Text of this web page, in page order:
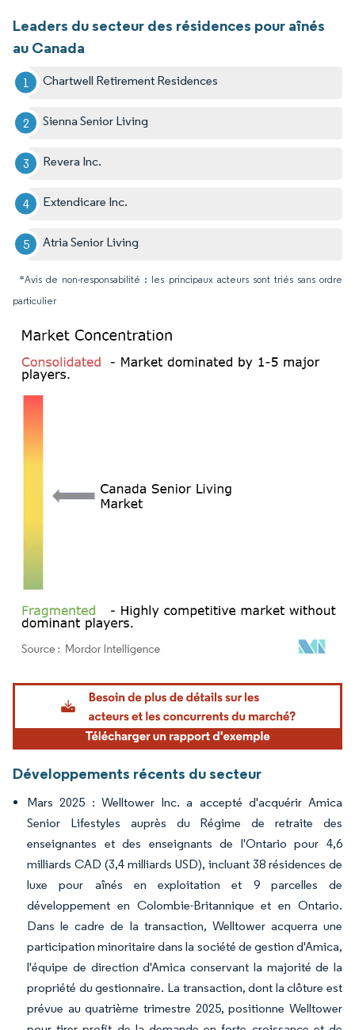
Leaders du secteur des résidences pour aînés
au Canada
Chartwell Retirement Residences
Sienna Senior Living
Revera Inc.
Extendicare Inc.
Atria Senior Living
*Avis de non-responsabilité : les principaux acteurs sont triés sans ordre
particulier
Image © Mordor Intelligence. La réutilisation nécessite une attribution sous CC BY
Développements récents du secteur
Mars 2025 : Welltower Inc. a accepté d'acquérir Amica
Senior Lifestyles auprès du Régime de retraite des
enseignantes et des enseignants de l'Ontario pour 4,6
milliards CAD (3,4 milliards USD), incluant 38 résidences de
luxe pour aînés en exploitation et 9 parcelles de
développement en Colombie-Britannique et en Ontario.
Dans le cadre de la transaction, Welltower acquerra une
participation minoritaire dans la société de gestion d'Amica,
l'équipe de direction d'Amica conservant la majorité de la
propriété du gestionnaire. La transaction, dont la clôture est
prévue au quatrième trimestre 2025, positionne Welltower